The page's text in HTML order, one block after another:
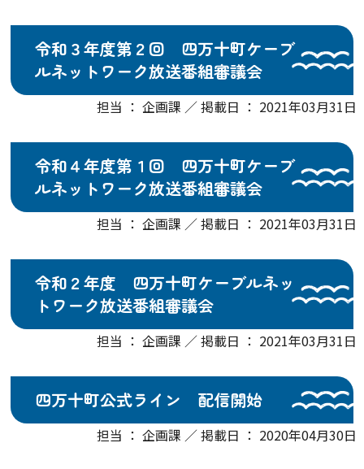
令和３年度第２回 四万十町ケーブ
ルネットワーク放送番組審議会
担当 ： 企画課 ／ 掲載日 ： 2021年03月31日
令和４年度第１回 四万十町ケーブ
ルネットワーク放送番組審議会
担当 ： 企画課 ／ 掲載日 ： 2021年03月31日
令和２年度 四万十町ケーブルネッ
トワーク放送番組審議会
担当 ： 企画課 ／ 掲載日 ： 2021年03月31日
四万十町公式ライン 配信開始
担当 ： 企画課 ／ 掲載日 ： 2020年04月30日